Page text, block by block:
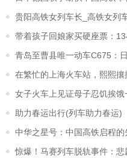
贵阳高铁女列车长_高铁女列
带着孩子回娘家买硬座票：
青岛至曹县唯一动车C675：
在繁忙的上海火车站，熙熙
女子火车上见证母子忍饥挨
助力春运出行(列车助力春运)
中华之星号：中国高铁启程
惊爆！马赛列车脱轨事件：